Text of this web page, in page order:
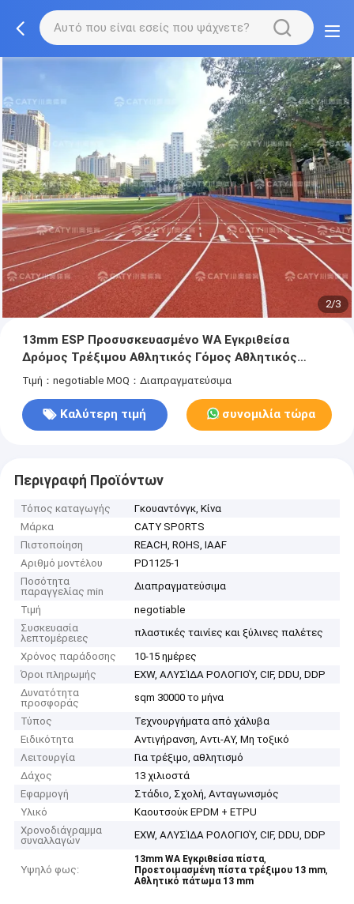
2/3
13mm ESP Προσυσκευασμένο WA Εγκριθείσα
Δρόμος Τρέξιμου Αθλητικός Γόμος Αθλητικός
Δρόμος
Τιμή：negotiable MOQ：Διαπραγματεύσιμα
Καλύτερη τιμή συνομιλία τώρα
Περιγραφή Προϊόντων
Τόπος καταγωγής
Γκουαντόνγκ, Κίνα
Μάρκα
CATY SPORTS
Πιστοποίηση
REACH, ROHS, IAAF
Αριθμό μοντέλου
PD1125-1
Ποσότητα
παραγγελίας min
Διαπραγματεύσιμα
Τιμή
negotiable
Συσκευασία
λεπτομέρειες
πλαστικές ταινίες και ξύλινες παλέτες
Χρόνος παράδοσης
10-15 ημέρες
Όροι πληρωμής
EXW, ΑΛΥΣΊΔΑ ΡΟΛΟΓΙΟΎ, CIF, DDU, DDP
Δυνατότητα
προσφοράς
sqm 30000 το μήνα
Τύπος
Τεχνουργήματα από χάλυβα
Ειδικότητα
Αντιγήρανση, Αντι-ΑΥ, Μη τοξικό
Λειτουργία
Για τρέξιμο, αθλητισμό
Δάχος
13 χιλιοστά
Εφαρμογή
Στάδιο, Σχολή, Ανταγωνισμός
Υλικό
Καουτσούκ EPDM + ETPU
Χρονοδιάγραμμα
συναλλαγών
EXW, ΑΛΥΣΊΔΑ ΡΟΛΟΓΙΟΎ, CIF, DDU, DDP
Υψηλό φως:
13mm WA Εγκριθείσα πίστα,
Προετοιμασμένη πίστα τρέξιμου 13 mm,
Αθλητικό πάτωμα 13 mm